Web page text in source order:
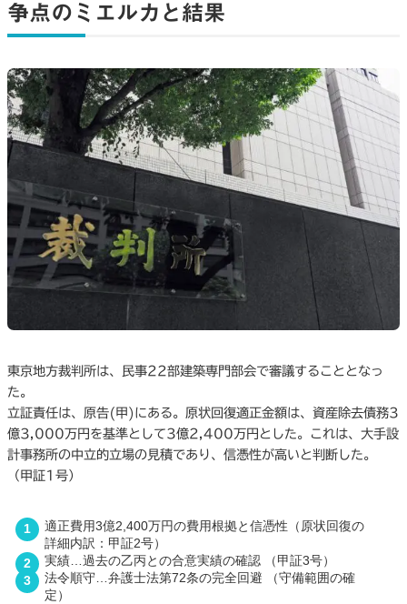
争点のミエルカと結果
東京地方裁判所は、民事22部建築専門部会で審議することとなっ
た。
立証責任は、原告(甲)にある。原状回復適正金額は、資産除去債務3
億3,000万円を基準として3億2,400万円とした。これは、大手設
計事務所の中立的立場の見積であり、信憑性が高いと判断した。
（甲証1号）
適正費用3億2,400万円の費用根拠と信憑性（原状回復の
詳細内訳：甲証2号）
実績…過去の乙丙との合意実績の確認 （甲証3号）
法令順守…弁護士法第72条の完全回避 （守備範囲の確
定）